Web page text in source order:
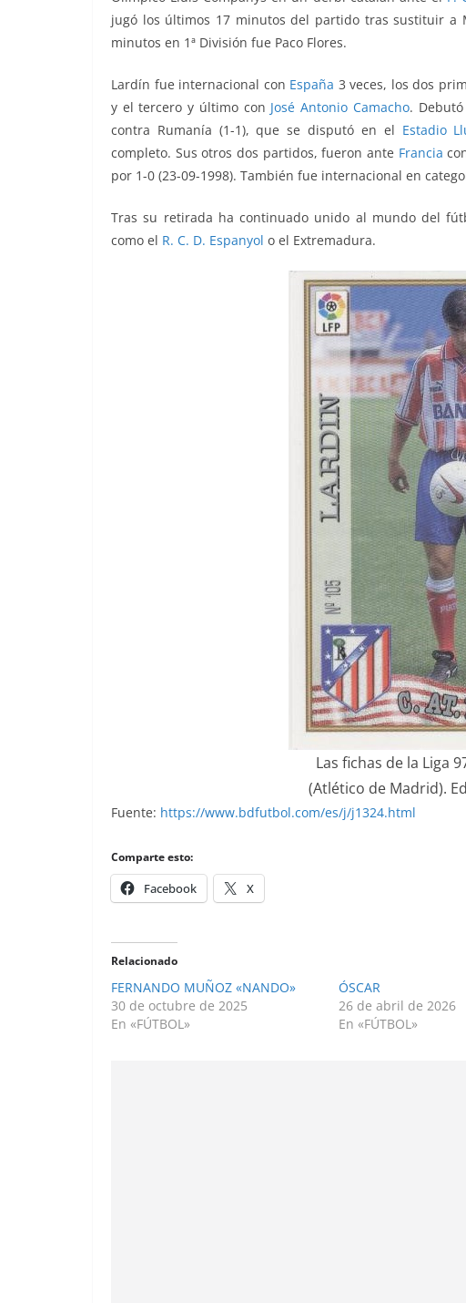
jugó los últimos 17 minutos del partido tras sustituir a
minutos en 1ª División fue Paco Flores.
Lardín fue internacional con España 3 veces, los dos
y el tercero y último con José Antonio Camacho.
contra Rumanía (1-1), que se disputó en el Estadio
completo. Sus otros dos partidos, fueron ante Francia
por 1-0 (23-09-1998). También fue internacional en
Tras su retirada ha continuado unido al mundo del
como el R. C. D. Espanyol o el Extremadura.
Las fichas de la Liga
(Atlético de Madrid).
Fuente: https://www.bdfutbol.com/es/j/j1324.html
Comparte esto:
Facebook X
Relacionado
FERNANDO MUÑOZ «NANDO»
30 de octubre de 2025
En «FÚTBOL»
ÓSCAR
26 de abril de 2026
En «FÚTBOL»